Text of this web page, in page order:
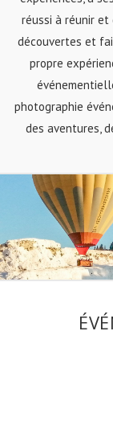
réussi à réunir et
découvertes et
propre
photographie
des aventures,